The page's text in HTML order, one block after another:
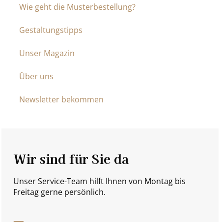
Wie geht die Musterbestellung?
Gestaltungstipps
Unser Magazin
Über uns
Newsletter bekommen
Wir sind für Sie da
Unser Service-Team hilft Ihnen von Montag bis
Freitag gerne persönlich.